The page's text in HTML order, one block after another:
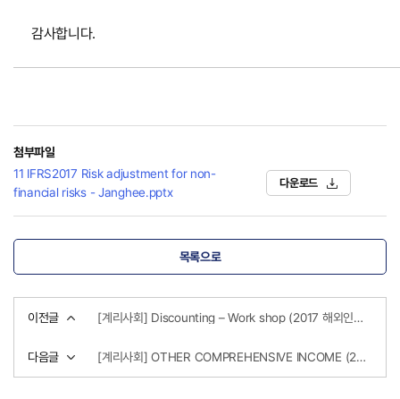
감사합니다.
첨부파일
11 IFRS2017 Risk adjustment for non-
financial risks - Janghee.pptx
다운로드
목록으로
이전글 [계리사회] Discounting – Work shop (2017 해외인사초청 IFRS 세미나)
다음글 [계리사회] OTHER COMPREHENSIVE INCOME (2017 해외인사초청 IFRS 세미나)